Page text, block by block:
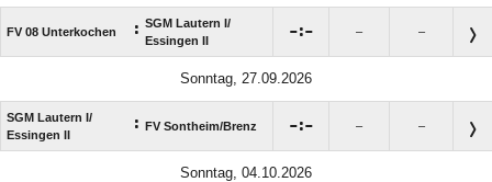
FV 08 Unterkochen : SGM Lautern I/​
Essingen II
: – –
Sonntag, 27.09.2026
SGM Lautern I/​
Essingen II
: FV Sontheim/​Brenz : – –
Sonntag, 04.10.2026